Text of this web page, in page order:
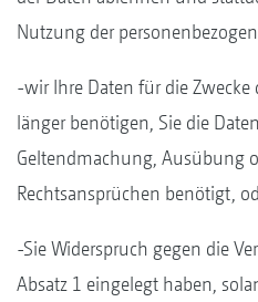
Nutzung der
-wir Ihre Daten für die
länger benötigen, Sie die
Geltendmachung, Ausübung
Rechtsansprüchen benötigt,
-Sie Widerspruch gegen die
Absatz 1 eingelegt haben,